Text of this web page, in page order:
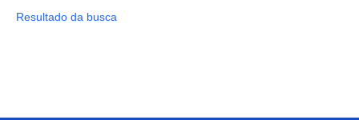
Resultado da busca